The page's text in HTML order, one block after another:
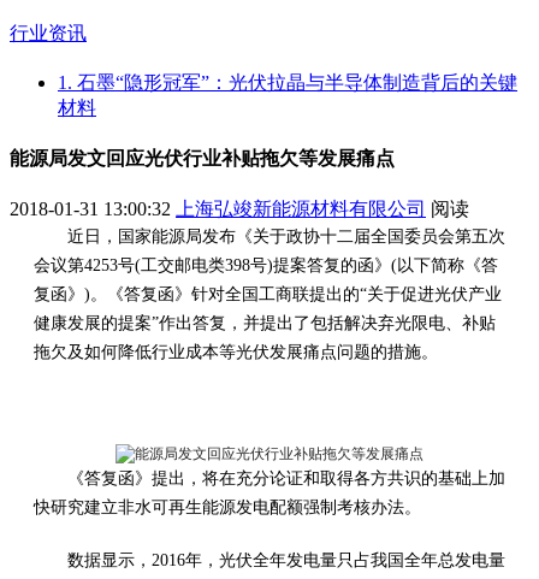
行业资讯
1. 石墨“隐形冠军”：光伏拉晶与半导体制造背后的关键
材料
能源局发文回应光伏行业补贴拖欠等发展痛点
2018-01-31 13:00:32 上海弘竣新能源材料有限公司 阅读
近日，国家能源局发布《关于政协十二届全国委员会第五次
会议第4253号(工交邮电类398号)提案答复的函》(以下简称《答
复函》)。《答复函》针对全国工商联提出的“关于促进光伏产业
健康发展的提案”作出答复，并提出了包括解决弃光限电、补贴
拖欠及如何降低行业成本等光伏发展痛点问题的措施。
《答复函》提出，将在充分论证和取得各方共识的基础上加
快研究建立非水可再生能源发电配额强制考核办法。
数据显示，2016年，光伏全年发电量只占我国全年总发电量